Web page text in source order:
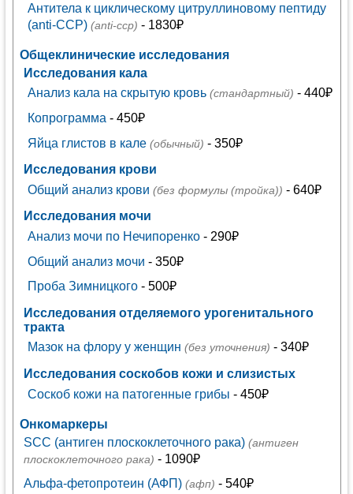
Антитела к циклическому цитруллиновому пептиду
(anti-ССР) (anti-сср) - 1830₽
Общеклинические исследования
Исследования кала
Анализ кала на скрытую кровь (стандартный) - 440₽
Копрограмма - 450₽
Яйца глистов в кале (обычный) - 350₽
Исследования крови
Общий анализ крови (без формулы (тройка)) - 640₽
Исследования мочи
Анализ мочи по Нечипоренко- 290₽
Общий анализ мочи - 350₽
Проба Зимницкого- 500₽
Исследования отделяемого урогенитального
тракта
Мазок на флору у женщин (без уточнения) - 340₽
Исследования соскобов кожи и слизистых
Соскоб кожи на патогенные грибы - 450₽
Онкомаркеры
SCC (антиген плоскоклеточного рака) (антиген
плоскоклеточного рака) - 1090₽
Альфа-фетопротеин (АФП) (афп) - 540₽